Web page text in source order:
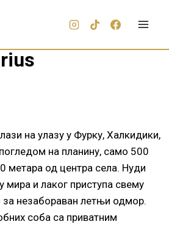
на улазу у Фурку, Халкидики,
на планину, само 500
метара од центра села. Нуди
мира и лаког приступа свему
незабораван летњи одмор.
соба са приватним